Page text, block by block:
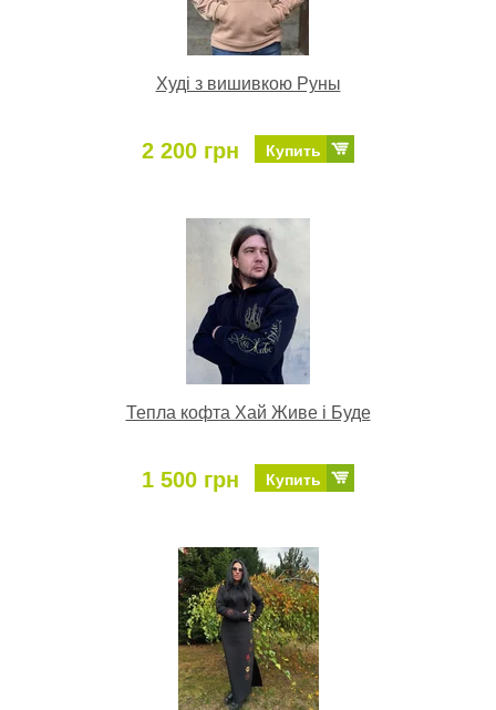
Худі з вишивкою Руны
2 200 грн Купить
Тепла кофта Хай Живе і Буде
1 500 грн Купить